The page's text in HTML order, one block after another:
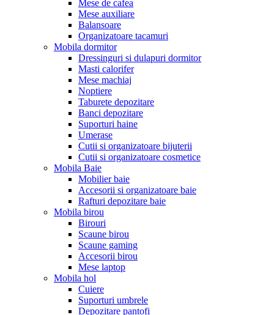
Mese de cafea
Mese auxiliare
Balansoare
Organizatoare tacamuri
Mobila dormitor
Dressinguri si dulapuri dormitor
Masti calorifer
Mese machiaj
Noptiere
Taburete depozitare
Banci depozitare
Suporturi haine
Umerase
Cutii si organizatoare bijuterii
Cutii si organizatoare cosmetice
Mobila Baie
Mobilier baie
Accesorii si organizatoare baie
Rafturi depozitare baie
Mobila birou
Birouri
Scaune birou
Scaune gaming
Accesorii birou
Mese laptop
Mobila hol
Cuiere
Suporturi umbrele
Depozitare pantofi